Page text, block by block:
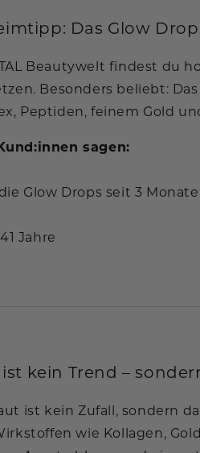
Das Glow
Beautywelt findest du
Besonders beliebt:
Peptiden, feinem Gold
sagen:
Glow Drops seit 3
Jahre
ist kein Trend –
ist kein Zufall, sondern
wie Kollagen,